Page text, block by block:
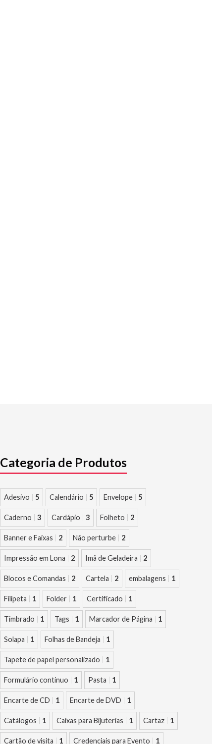
Categoria de Produtos
Adesivo 5 Calendário 5 Envelope 5
Caderno 3 Cardápio 3 Folheto 2
Banner e Faixas 2 Não perturbe 2
Impressão em Lona 2 Imã de Geladeira 2
Blocos e Comandas 2 Cartela 2 embalagens 1
Filipeta 1 Folder 1 Certificado 1
Timbrado 1 Tags 1 Marcador de Página 1
Solapa 1 Folhas de Bandeja 1
Tapete de papel personalizado 1
Formulário continuo 1 Pasta 1
Encarte de CD 1 Encarte de DVD 1
Catálogos 1 Caixas para Bijuterias 1 Cartaz 1
Cartão de visita 1 Credenciais para Evento 1